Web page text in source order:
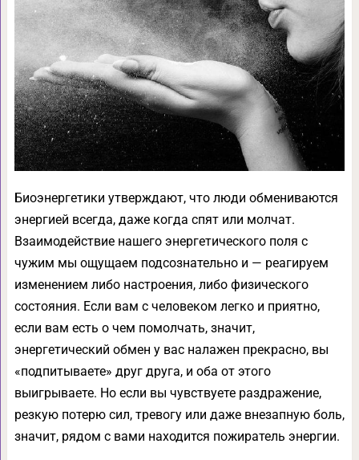
Биоэнергетики утверждают, что люди обмениваются
энергией всегда, даже когда спят или молчат.
Взаимодействие нашего энергетического поля с
чужим мы ощущаем подсознательно и — реагируем
изменением либо настроения, либо физического
состояния. Если вам с человеком легко и приятно,
если вам есть о чем помолчать, значит,
энергетический обмен у вас налажен прекрасно, вы
«подпитываете» друг друга, и оба от этого
выигрываете. Но если вы чувствуете раздражение,
резкую потерю сил, тревогу или даже внезапную боль,
значит, рядом с вами находится пожиратель энергии.